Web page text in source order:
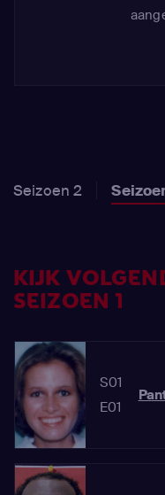
Seizoen 2
KIJK
SEIZOEN 1
S01
E01